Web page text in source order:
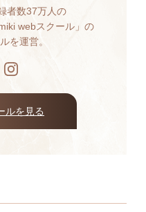
者数37万人の
webスクール」の
を運営。
ルを見る